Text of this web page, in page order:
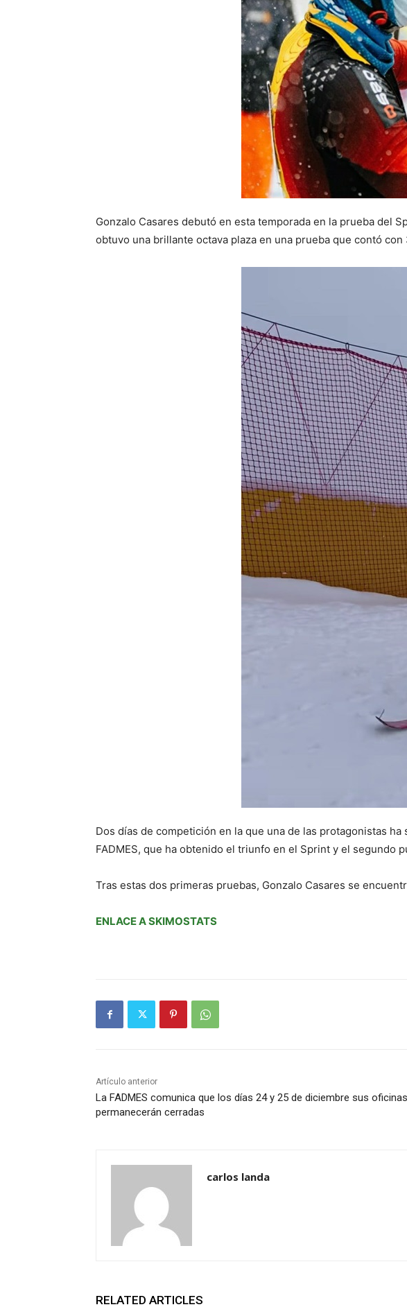
Gonzalo Casares debutó en esta temporada en la prueba del
obtuvo una brillante octava plaza en una prueba que contó
Dos días de competición en la que una de las protagonistas
FADMES, que ha obtenido el triunfo en el Sprint y el segundo
Tras estas dos primeras pruebas, Gonzalo Casares se
ENLACE A SKIMOSTATS
Artículo anterior
La FADMES comunica que los días 24 y 25 de diciembre sus oficinas
permanecerán cerradas
carlos landa
RELATED ARTICLES